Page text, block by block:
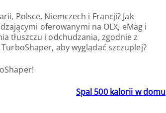
Polsce, Niemczech i Francji? Jak
oferowanymi na OLX, eMag i
tłuszczu i odchudzania, zgodnie z
aby wyglądać szczuplej?
Spal 500 kalorii w domu